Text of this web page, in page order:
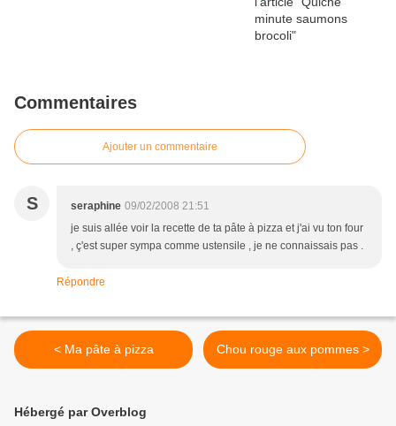
Commentaires
Ajouter un commentaire
S seraphine 09/02/2008 21:51
je suis allée voir la recette de ta pâte à pizza et j'ai vu ton four
, ç'est super sympa comme ustensile , je ne connaissais pas .
Répondre
< Ma pâte à pizza Chou rouge aux pommes >
Hébergé par Overblog